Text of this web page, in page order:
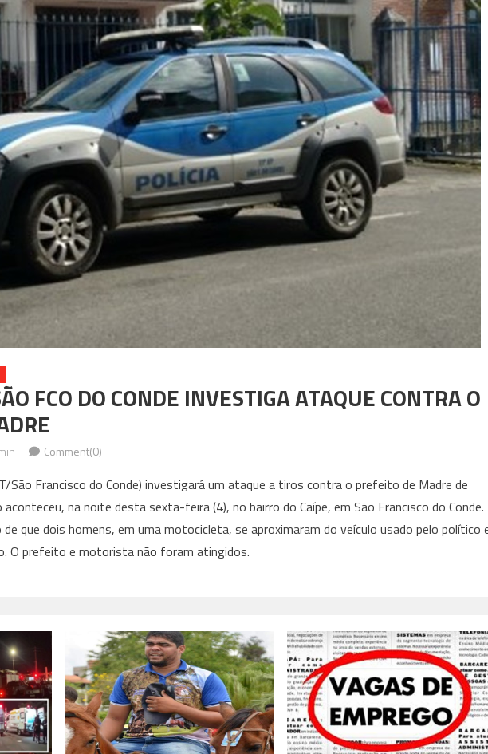
FCO DO CONDE INVESTIGA ATAQUE CONTRA O
Comment(0)
São Francisco do Conde) investigará um ataque a tiros contra o prefeito de Madre de
na noite desta sexta-feira (4), no bairro do Caípe, em São Francisco do Conde.
que dois homens, em uma motocicleta, se aproximaram do veículo usado pelo político
O prefeito e motorista não foram atingidos.